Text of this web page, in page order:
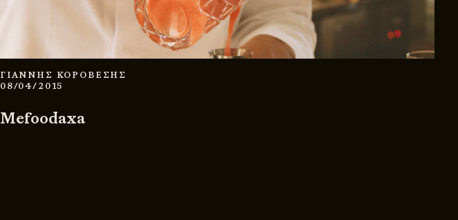
ΓΙΑΝΝΗΣ ΚΟΡΟΒΕΣΗΣ
08/04/2015
Mefoodaxa